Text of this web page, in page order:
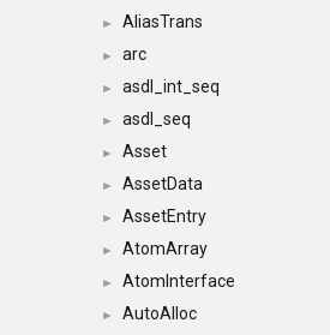
► AliasTrans
► arc
► asdl_int_seq
► asdl_seq
► Asset
► AssetData
► AssetEntry
► AtomArray
► AtomInterface
► AutoAlloc